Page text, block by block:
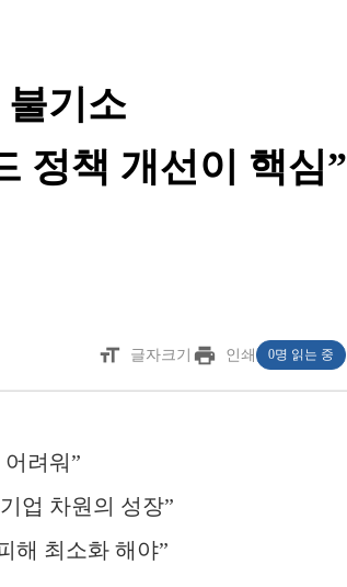
불기소
정책 개선이 핵심”
format_size 글자크기 print 인쇄 0명 읽는 중
려워”
업 차원의 성장”
해 최소화 해야”